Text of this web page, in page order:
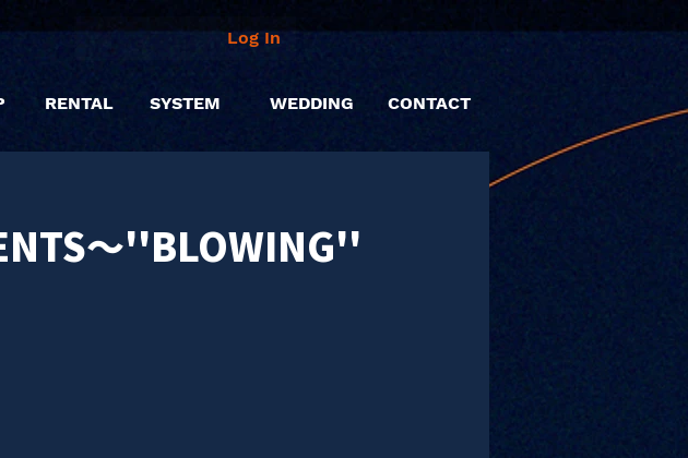
Log In
RENTAL SYSTEM WEDDING CONTACT
～''BLOWING''